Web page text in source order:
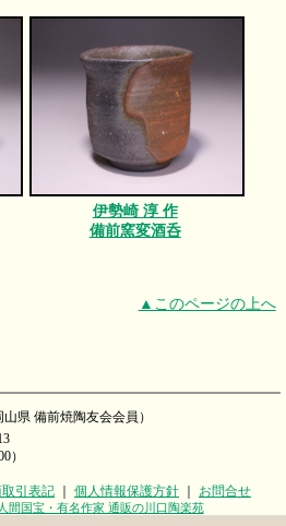
伊勢崎 淳 作
備前窯変酒呑
▲このページの上へ
山県 備前焼陶友会会員）
）
引表記 個人情報保護方針 お問合せ
間国宝・有名作家 通販の川口陶楽苑